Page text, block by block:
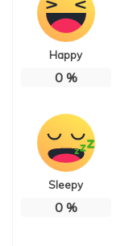
Happy
0%
Sleepy
0%